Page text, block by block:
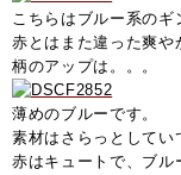
こちらはブルー系のギ
赤とはまた違った爽や
柄のアップは。。。
薄めのブルーです。
素材はさらっとしてい
赤はキュートで、ブル